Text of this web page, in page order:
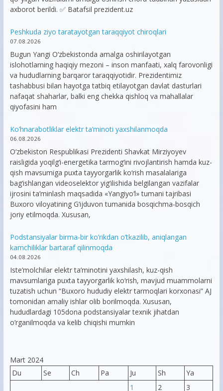
axborot berildi. ✅ Batafsil prezident.uz
Peshkuda ziyo taratayotgan taraqqiyot chiroqlari
07.08.2026
Bugun Yangi O‘zbekistonda amalga oshirilayotgan
islohotlarning haqiqiy mezoni – inson manfaati, xalq farovonligi
va hududlarning barqaror taraqqiyotidir. Prezidentimiz
tashabbusi bilan hayotga tatbiq etilayotgan davlat dasturlari
nafaqat shaharlar, balki eng chekka qishloq va mahallalar
qiyofasini ham
Ko’hnarabotliklar elektr ta’minoti yaxshilanmoqda
06.08.2026
O‘zbekiston Respublikasi Prezidenti Shavkat Mirziyoyev
raisligida yoqilg‘i-energetika tarmog‘ini rivojlantirish hamda kuz-
qish mavsumiga puxta tayyorgarlik ko‘rish masalalariga
bag‘ishlangan videoselektor yig‘ilishida belgilangan vazifalar
ijrosini ta’minlash maqsadida «Yangiyo‘l» tumani tajribasi
Buxoro viloyatining G‘ijduvon tumanida bosqichma-bosqich
joriy etilmoqda. Xususan,
Podstansiyalar birma-bir ko’rikdan o’tkazilib, aniqlangan
kamchiliklar bartaraf qilinmoqda
04.08.2026
Iste’molchilar elektr ta’minotini yaxshilash, kuz-qish
mavsumlariga puxta tayyorgarlik ko‘rish, mavjud muammolarni
tuzatish uchun “Buxoro hududiy elektr tarmoqlari korxonasi” AJ
tomonidan amaliy ishlar olib borilmoqda. Xususan,
hududlardagi 105dona podstansiyalar texnik jihatdan
o’rganilmoqda va kelib chiqishi mumkin
Mart 2024
Du
Se Ch Pa Ju Sh
Ya
1
2
3